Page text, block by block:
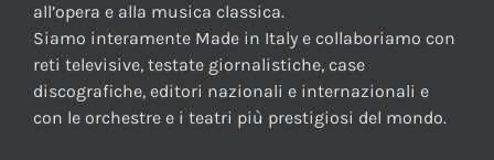
all’opera e alla musica classica.
Siamo interamente Made in Italy e collaboriamo con
reti televisive, testate giornalistiche, case
discografiche, editori nazionali e internazionali e
con le orchestre e i teatri più prestigiosi del mondo.